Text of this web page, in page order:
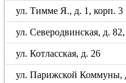
ул. Тимме Я., д. 1, корп. 3
ул. Северодвинская, д. 82,
ул. Котласская, д. 26
ул. Парижской Коммуны,